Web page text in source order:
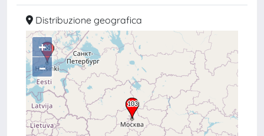
Distribuzione geografica
+
–